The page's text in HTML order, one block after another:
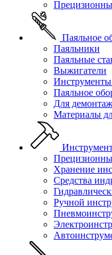
Паяльное
Паяльники
Паяльные
Выжигатели
Инструменты
Паяльное
Для
Материалы
Хранение
Средства
Ручной